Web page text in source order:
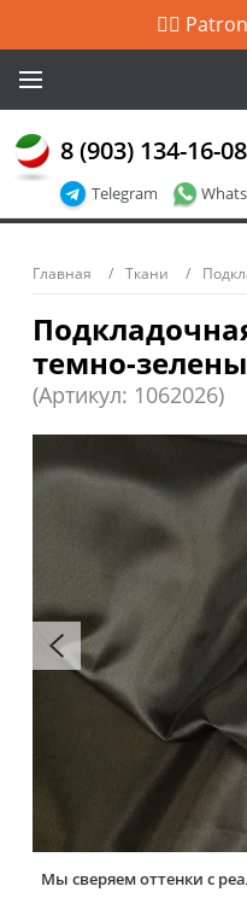
🙋‍♀️
Telegram
8 (903) 134-16-08
Главная Ткани
темно-
(Артикул: 1062026)
Мы сверяем оттенки с